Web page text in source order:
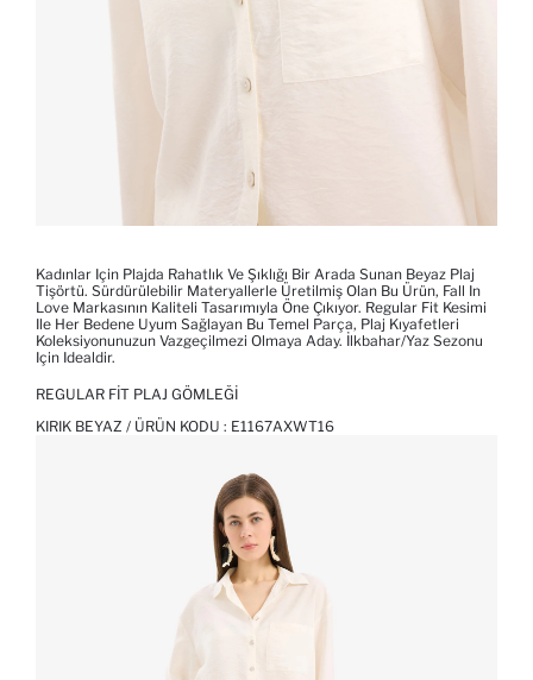
Kadınlar Için Plajda Rahatlık Ve Şıklığı Bir Arada Sunan Beyaz Plaj
Tişörtü. Sürdürülebilir Materyallerle Üretilmiş Olan Bu Ürün, Fall In
Love Markasının Kaliteli Tasarımıyla Öne Çıkıyor. Regular Fit Kesimi
Ile Her Bedene Uyum Sağlayan Bu Temel Parça, Plaj Kıyafetleri
Koleksiyonunuzun Vazgeçilmezi Olmaya Aday. İlkbahar/Yaz Sezonu
Için Idealdir.
REGULAR FIT PLAJ GÖMLEĞI
KIRIK BEYAZ / ÜRÜN KODU : E1167AXWT16